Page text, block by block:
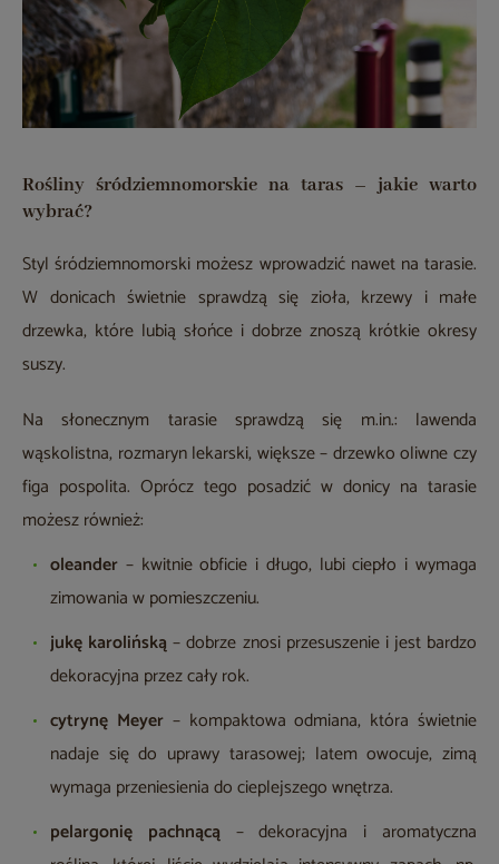
Rośliny śródziemnomorskie na taras – jakie warto
wybrać?
Styl śródziemnomorski możesz wprowadzić nawet na tarasie.
W donicach świetnie sprawdzą się zioła, krzewy i małe
drzewka, które lubią słońce i dobrze znoszą krótkie okresy
suszy.
Na słonecznym tarasie sprawdzą się m.in.: lawenda
wąskolistna, rozmaryn lekarski, większe – drzewko oliwne czy
figa pospolita. Oprócz tego posadzić w donicy na tarasie
możesz również:
oleander – kwitnie obficie i długo, lubi ciepło i wymaga
zimowania w pomieszczeniu.
jukę karolińską– dobrze znosi przesuszenie i jest bardzo
dekoracyjna przez cały rok.
cytrynę Meyer– kompaktowa odmiana, która świetnie
nadaje się do uprawy tarasowej; latem owocuje, zimą
wymaga przeniesienia do cieplejszego wnętrza.
pelargonię pachnącą– dekoracyjna i aromatyczna